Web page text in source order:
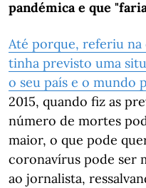
pandémica e que
Até porque, referiu na
tinha previsto uma
o seu país e o mundo
2015, quando fiz as
número de mortes
maior, o que pode
coronavírus pode ser
ao jornalista,